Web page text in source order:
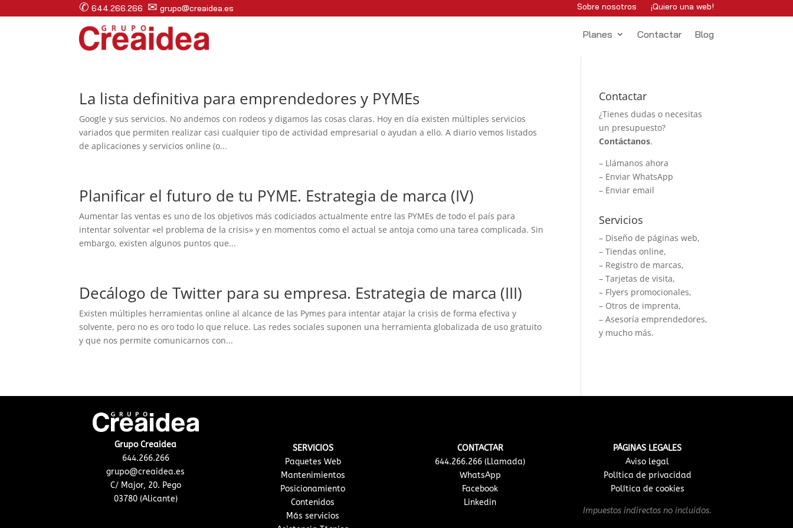
✆ 644.266.266 ✉ grupo@creaidea.es Sobre nosotros ¡Quiero una web!
Planes Contactar Blog
La lista definitiva para emprendedores y PYMEs
Google y sus servicios. No andemos con rodeos y digamos las cosas claras. Hoy en día existen múltiples servicios
variados que permiten realizar casi cualquier tipo de actividad empresarial o ayudan a ello. A diario vemos listados
de aplicaciones y servicios online (o...
Planificar el futuro de tu PYME. Estrategia de marca (IV)
Aumentar las ventas es uno de los objetivos más codiciados actualmente entre las PYMEs de todo el país para
intentar solventar «el problema de la crisis» y en momentos como el actual se antoja como una tarea complicada. Sin
embargo, existen algunos puntos que...
Decálogo de Twitter para su empresa. Estrategia de marca (III)
Existen múltiples herramientas online al alcance de las Pymes para intentar atajar la crisis de forma efectiva y
solvente, pero no es oro todo lo que reluce. Las redes sociales suponen una herramienta globalizada de uso gratuito
y que nos permite comunicarnos con...
Contactar
¿Tienes dudas o necesitas
un presupuesto?
Contáctanos.
– Llámanos ahora
– Enviar WhatsApp
– Enviar email
Servicios
– Diseño de páginas web,
– Tiendas online,
– Registro de marcas,
– Tarjetas de visita,
– Flyers promocionales,
– Otros de imprenta,
– Asesoría emprendedores,
y mucho más.
Grupo Creaidea
644.266.266
grupo@creaidea.es
C/ Major, 20. Pego
03780 (Alicante)
SERVICIOS
Paquetes Web
Mantenimientos
Posicionamiento
Contenidos
Más servicios
CONTACTAR
644.266.266 (Llamada)
WhatsApp
Facebook
Linkedin
PÁGINAS LEGALES
Aviso legal
Política de privacidad
Política de cookies
Impuestos indirectos no incluidos.